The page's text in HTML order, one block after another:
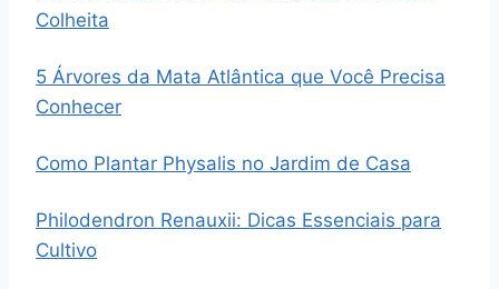
Colheita
5 Árvores da Mata Atlântica que Você Precisa
Conhecer
Como Plantar Physalis no Jardim de Casa
Philodendron Renauxii: Dicas Essenciais para
Cultivo